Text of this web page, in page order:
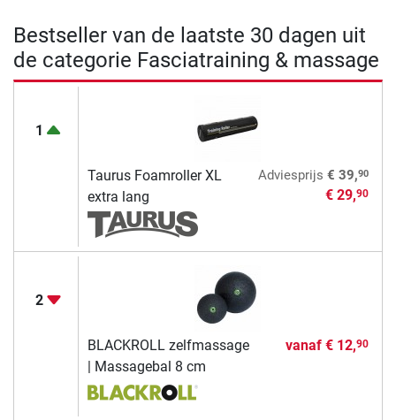
Bestseller van de laatste 30 dagen uit
de categorie Fasciatraining & massage
1
Taurus Foamroller XL
extra lang
Adviesprijs € 39,90
€ 29,90
2
BLACKROLL zelfmassage
| Massagebal 8 cm
vanaf € 12,90